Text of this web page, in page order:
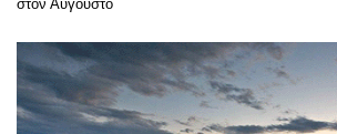
στον Αύγουστο